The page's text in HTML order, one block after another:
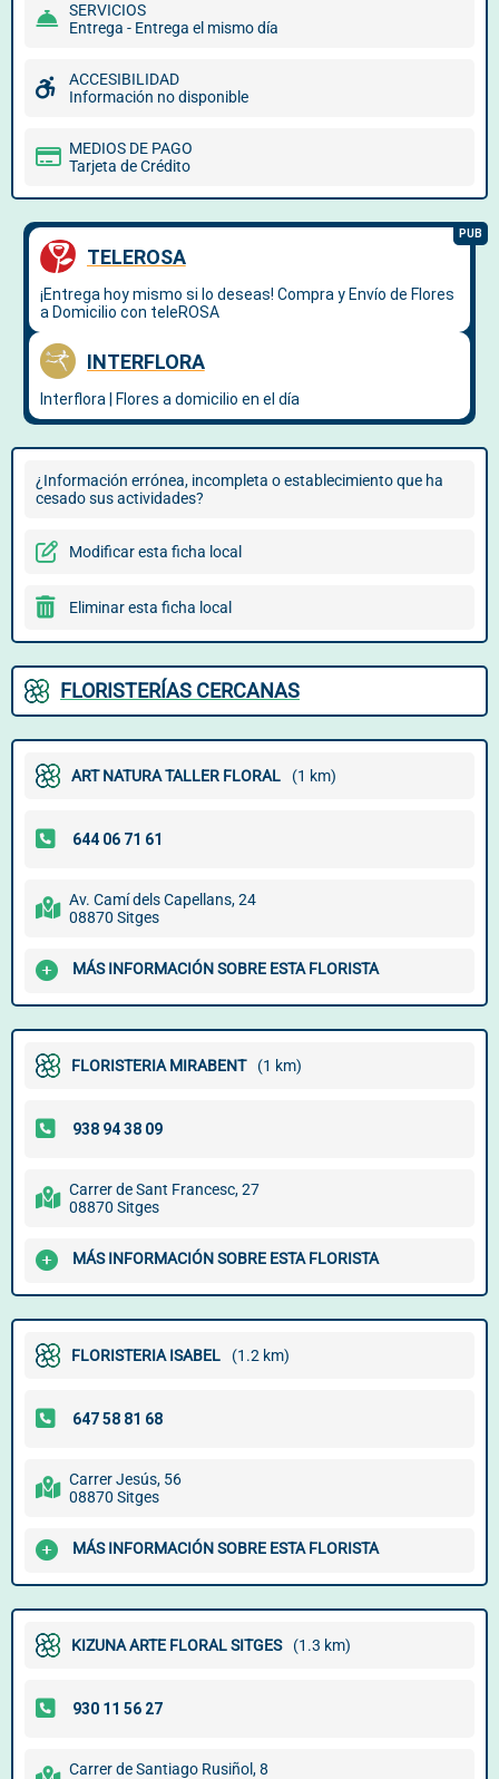
SERVICIOS
Entrega - Entrega el mismo día
ACCESIBILIDAD
Información no disponible
MEDIOS DE PAGO
Tarjeta de Crédito
¿Información errónea, incompleta o establecimiento que ha
cesado sus actividades?
Modificar esta ficha local
Eliminar esta ficha local
FLORISTERÍAS CERCANAS
ART NATURA TALLER FLORAL (1 km)
Av. Camí dels Capellans, 24
08870 Sitges
MÁS INFORMACIÓN SOBRE ESTA FLORISTA
FLORISTERIA MIRABENT (1 km)
Carrer de Sant Francesc, 27
08870 Sitges
MÁS INFORMACIÓN SOBRE ESTA FLORISTA
FLORISTERIA ISABEL (1.2 km)
Carrer Jesús, 56
08870 Sitges
MÁS INFORMACIÓN SOBRE ESTA FLORISTA
KIZUNA ARTE FLORAL SITGES (1.3 km)
Carrer de Santiago Rusiñol, 8